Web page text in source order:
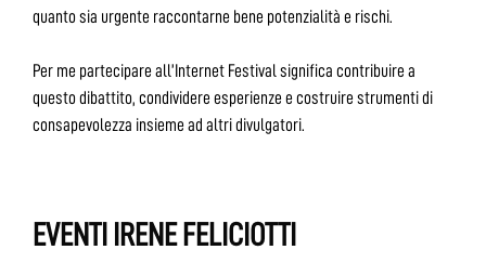
quanto sia urgente raccontarne bene potenzialità e rischi.
Per me partecipare all’Internet Festival significa contribuire a
questo dibattito, condividere esperienze e costruire strumenti di
consapevolezza insieme ad altri divulgatori.
EVENTI IRENE FELICIOTTI